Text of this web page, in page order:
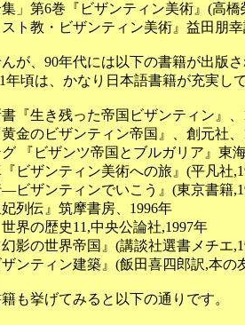
」第6巻『ビザンティン美術』(高橋
ト教・ビザンティン美術』益田朋
が、90年代には以下の書籍が出版
年頃は、かなり日本語書籍が充実し
『生き残った帝国ビザンティン』、
金のビザンティン帝国』、創元社、
グ 『ビザンツ帝国とブルガリア』
ビザンティン美術への旅』(平凡社
ビザンティンでいこう』(東京書籍
列伝』筑摩書房、1996年
界の歴史11,中央公論社,1997年
影の世界帝国』(講談社選書メチエ
ンティン建築』(飯田喜四郎訳,本の
も挙げてみると以下の通りです。